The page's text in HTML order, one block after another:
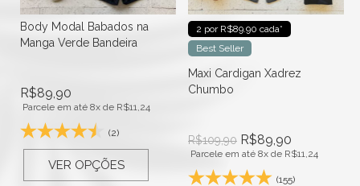
Body Modal Babados na
Manga Verde Bandeira
R$89,90
Parcele em até 8x de R$11,24
(2)
VER OPÇÕES
2 por R$89.90 cada*
Best Seller
Maxi Cardigan Xadrez
Chumbo
R$109,90 R$89,90
Parcele em até 8x de R$11,24
(155)